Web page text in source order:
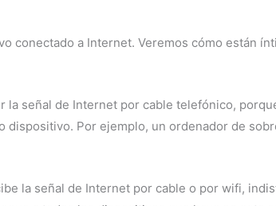
conectado a Internet. Veremos cómo están
señal de Internet por cable telefónico,
dispositivo. Por ejemplo, un ordenador de
la señal de Internet por cable o por wifi,